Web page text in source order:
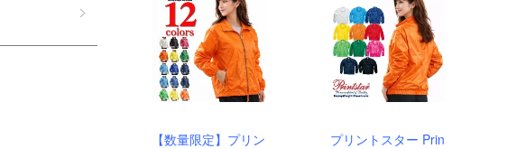
【数量限定】プリン
プリントスター Prin